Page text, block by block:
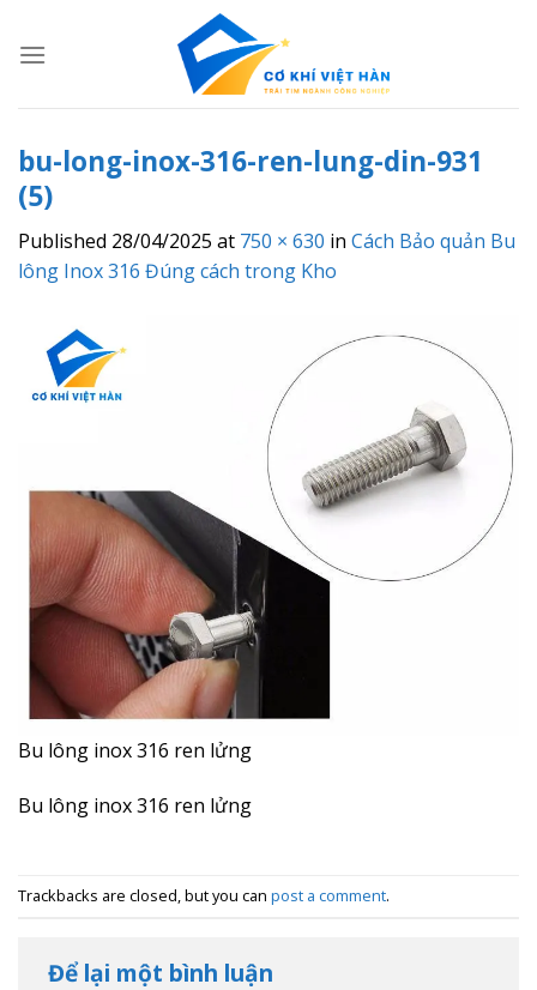
bu-long-inox-316-ren-lung-din-931
(5)
Published 28/04/2025 at 750 × 630 in Cách Bảo quản Bu
lông Inox 316 Đúng cách trong Kho
Bu lông inox 316 ren lửng
Bu lông inox 316 ren lửng
Trackbacks are closed, but you can post a comment.
Để lại một bình luận